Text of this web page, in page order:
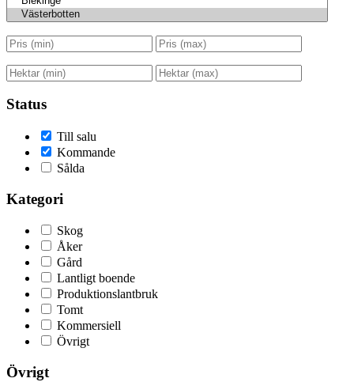
Status
Till salu
Kommande
Sålda
Kategori
Skog
Åker
Gård
Lantligt boende
Produktionslantbruk
Tomt
Kommersiell
Övrigt
Övrigt